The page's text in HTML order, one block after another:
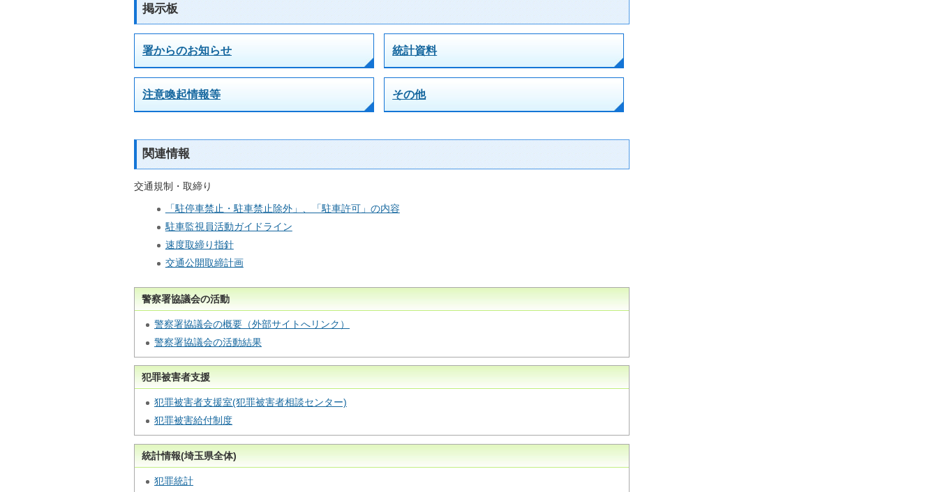
掲示板
署からのお知らせ 統計資料
注意喚起情報等 その他
関連情報
交通規制・取締り
「駐停車禁止・駐車禁止除外」、「駐車許可」の内容
駐車監視員活動ガイドライン
速度取締り指針
交通公開取締計画
警察署協議会の活動
警察署協議会の概要（外部サイトへリンク）
警察署協議会の活動結果
犯罪被害者支援
犯罪被害者支援室(犯罪被害者相談センター)
犯罪被害給付制度
統計情報(埼玉県全体)
犯罪統計